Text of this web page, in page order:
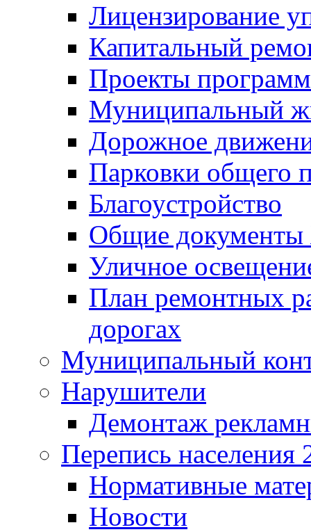
Лицензирование
Капитальный
Проекты программ
Муниципальный
Дорожное
Парковки общего
Благоустройство
Общие
Уличное
План ремонтных
дорогах
Муниципальный
Нарушители
Демонтаж
Перепись населения
Нормативные
Новости